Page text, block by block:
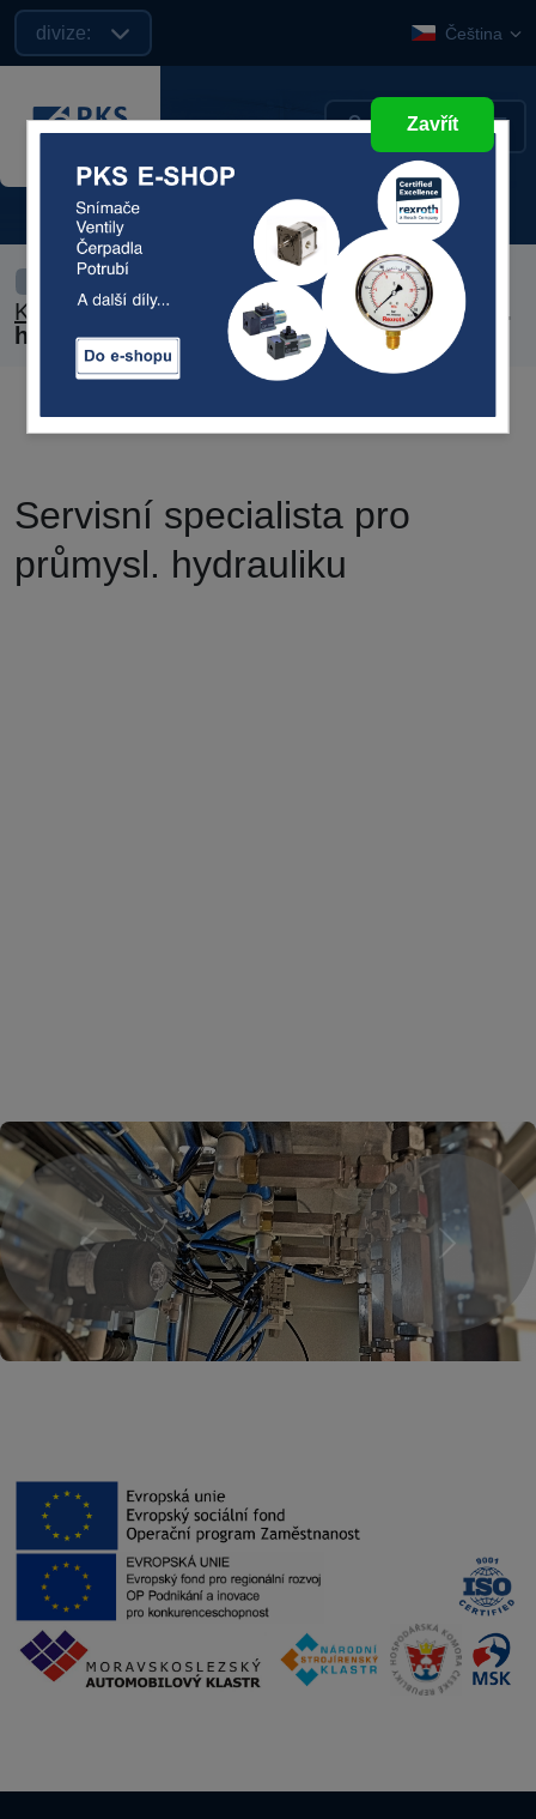
divize: Čeština
Kariéra ›
Servisní specialista pro průmysl.
hydrauliku
Servisní specialista pro
průmysl. hydrauliku
Previous Next
Zavřít